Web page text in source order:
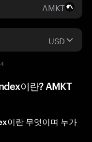
AMKT
USD
이란? AMKT
란 무엇이며 누가